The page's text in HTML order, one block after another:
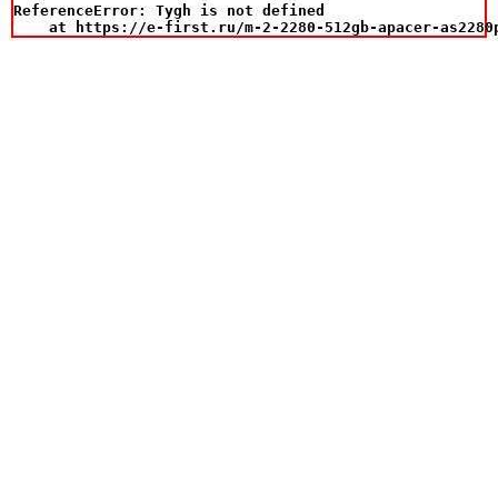
ReferenceError: Tygh is not defined
at https://e-first.ru/m-2-2280-512gb-apacer-